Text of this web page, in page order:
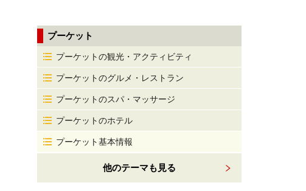
プーケット
プーケットの観光・アクティビティ
プーケットのグルメ・レストラン
プーケットのスパ・マッサージ
プーケットのホテル
プーケット基本情報
他のテーマも見る